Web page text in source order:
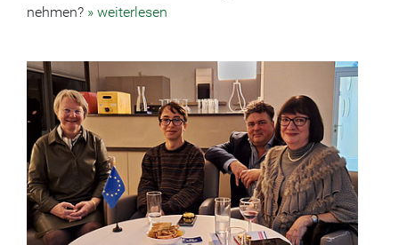
nehmen? » weiterlesen